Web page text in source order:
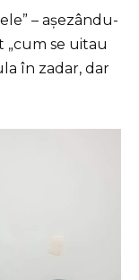
– așezându-
„cum se uitau
în zadar, dar